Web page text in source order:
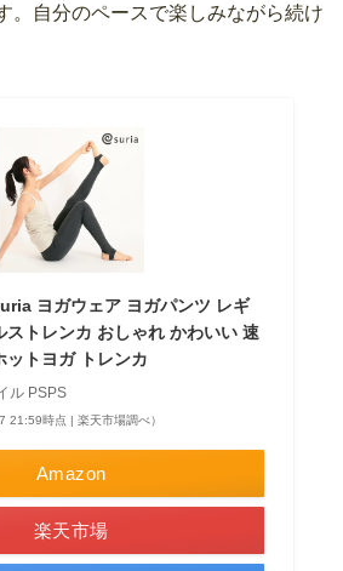
。自分のペースで楽しみながら続け
ヨガウェア ヨガパンツ レギ
ストレンカ おしゃれ かわいい 速
ットヨガ トレンカ
ル PSPS
21:59時点 | 楽天市場調べ）
Amazon
楽天市場